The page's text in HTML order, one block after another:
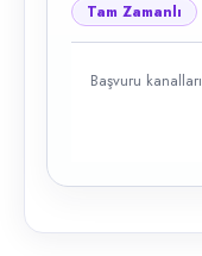
Tam Zamanlı
Başvuru kanalları